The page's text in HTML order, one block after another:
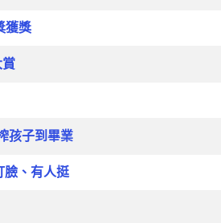
獲獎
孩子到畢業
臉、有人挺